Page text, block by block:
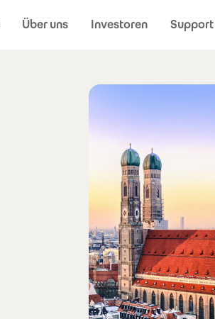
Über uns Investoren Support